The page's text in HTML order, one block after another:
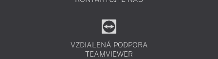
VZDIALENÁ PODPORA
TEAMVIEWER